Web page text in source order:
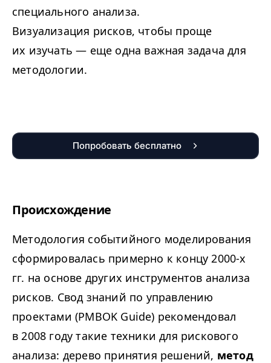
специального анализа.
Визуализация рисков, чтобы проще
их изучать — еще одна важная задача для
методологии.
Попробовать бесплатно
Происхождение
Методология событийного моделирования
сформировалась примерно к концу 2000-х
гг. на основе других инструментов анализа
рисков. Свод знаний по управлению
проектами (PMBOK Guide) рекомендовал
в 2008 году такие техники для рискового
анализа: дерево принятия решений, метод